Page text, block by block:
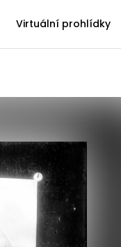
Virtuální prohlídky